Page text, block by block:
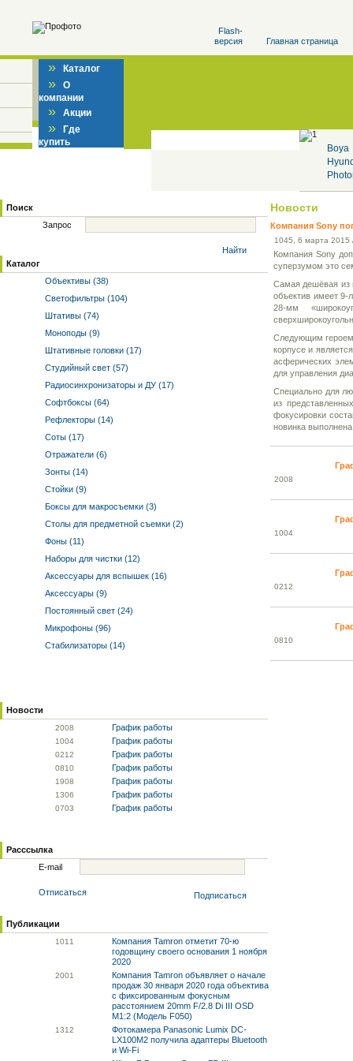
Flash-
версия
Главная страница
» Каталог
» О
компании
» Акции
» Где
купить
Boya
Поиск
Запрос
Найти
Каталог
Объективы (38)
Светофильтры (104)
Штативы (74)
Моноподы (9)
Штативные головки (17)
Студийный свет (57)
Радиосинхронизаторы и ДУ (17)
Софтбоксы (64)
Рефлекторы (14)
Соты (17)
Отражатели (6)
Зонты (14)
Стойки (9)
Боксы для макросъемки (3)
Столы для предметной съемки (2)
Фоны (11)
Наборы для чистки (12)
Аксессуары для вспышек (16)
Аксессуары (9)
Постоянный свет (24)
Микрофоны (96)
Стабилизаторы (14)
Новости
2008 График работы
1004 График работы
0212 График работы
0810 График работы
1908 График работы
1306 График работы
0703 График работы
Расссылка
E-mail
Отписаться Подписаться
Публикации
1011
Компания Tamron отметит 70-ю
годовщину своего основания 1 ноября
2020
2001
Компания Tamron объявляет о начале
продаж 30 января 2020 года объектива
с фиксированным фокусным
расстоянием 20mm F/2.8 Di III OSD
M1:2 (Модель F050)
1312
Фотокамера Panasonic Lumix DC-
LX100M2 получила адаптеры Bluetooth
и Wi-Fi
Новости
Компания Sony
1045 , 6 марта 2015
Компания Sony
суперзумом это
Самая дешёвая из
объектив имеет 9-
28-мм
Следующим героем
корпусе и
асферических
для управления
Специально для
из
фокусировки
новинка
2008
1004
0212
0810